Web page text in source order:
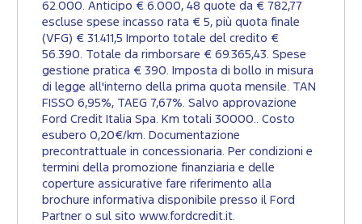
62.000. Anticipo € 6.000, 48 quote da € 782,77
escluse spese incasso rata € 5, più quota finale
(VFG) € 31.411,5 Importo totale del credito €
56.390. Totale da rimborsare € 69.365,43. Spese
gestione pratica € 390. Imposta di bollo in misura
di legge all'interno della prima quota mensile. TAN
FISSO 6,95%, TAEG 7,67%. Salvo approvazione
Ford Credit Italia Spa. Km totali 30000.. Costo
esubero 0,20€/km. Documentazione
precontrattuale in concessionaria. Per condizioni e
termini della promozione finanziaria e delle
coperture assicurative fare riferimento alla
brochure informativa disponibile presso il Ford
Partner o sul sito www.fordcredit.it.